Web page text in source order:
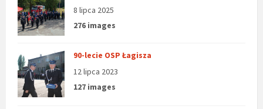
8 lipca 2025
276 images
90-lecie OSP Łagisza
12 lipca 2023
127 images